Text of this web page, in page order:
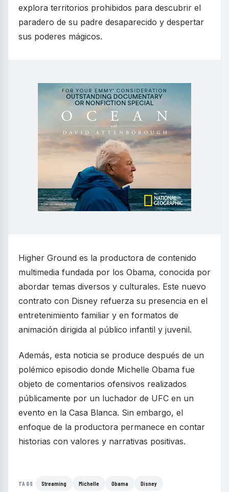
explora territorios prohibidos para descubrir el
paradero de su padre desaparecido y despertar
sus poderes mágicos.
Higher Ground es la productora de contenido
multimedia fundada por los Obama, conocida por
abordar temas diversos y culturales. Este nuevo
contrato con Disney refuerza su presencia en el
entretenimiento familiar y en formatos de
animación dirigida al público infantil y juvenil.
Además, esta noticia se produce después de un
polémico episodio donde Michelle Obama fue
objeto de comentarios ofensivos realizados
públicamente por un luchador de UFC en un
evento en la Casa Blanca. Sin embargo, el
enfoque de la productora permanece en contar
historias con valores y narrativas positivas.
TAGS Streaming Michelle Obama Disney